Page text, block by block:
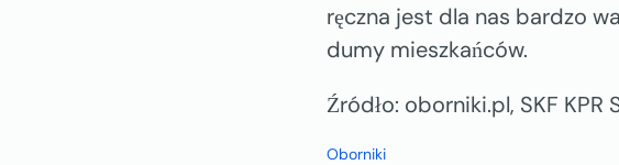
ręczna jest dla nas bardzo
dumy mieszkańców.
Źródło: oborniki.pl, SKF
Oborniki